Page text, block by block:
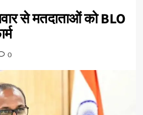
से मतदाताओं को BLO
0